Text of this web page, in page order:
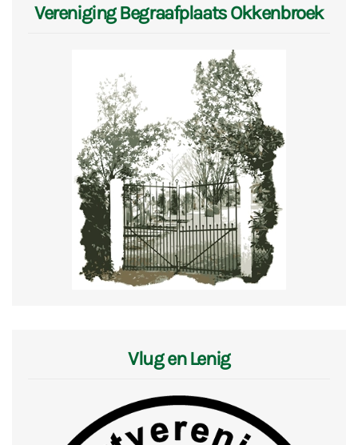
Vereniging Begraafplaats Okkenbroek
Vlug en Lenig